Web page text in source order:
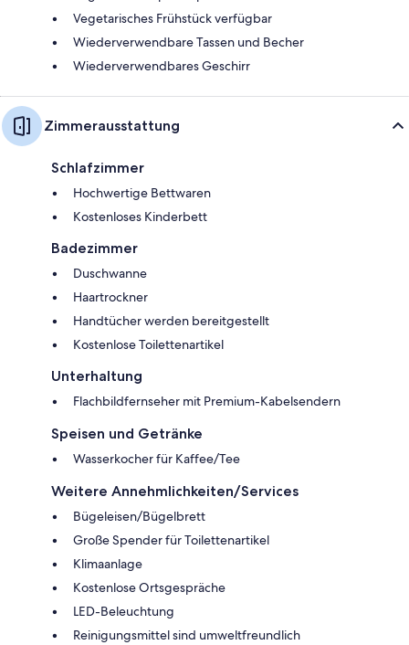
Vegetarisches Frühstück verfügbar
Wiederverwendbare Tassen und Becher
Wiederverwendbares Geschirr
Zimmerausstattung
Schlafzimmer
Hochwertige Bettwaren
Kostenloses Kinderbett
Badezimmer
Duschwanne
Haartrockner
Handtücher werden bereitgestellt
Kostenlose Toilettenartikel
Unterhaltung
Flachbildfernseher mit Premium-Kabelsendern
Speisen und Getränke
Wasserkocher für Kaffee/Tee
Weitere Annehmlichkeiten/Services
Bügeleisen/Bügelbrett
Große Spender für Toilettenartikel
Klimaanlage
Kostenlose Ortsgespräche
LED-Beleuchtung
Reinigungsmittel sind umweltfreundlich